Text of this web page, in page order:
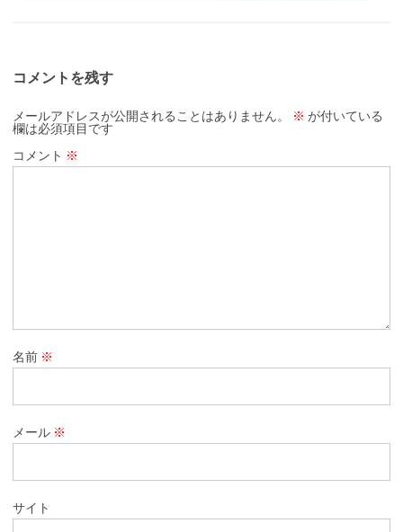
コメントを残す
メールアドレスが公開されることはありません。 ※ が付いている
欄は必須項目です
コメント ※
名前 ※
メール ※
サイト